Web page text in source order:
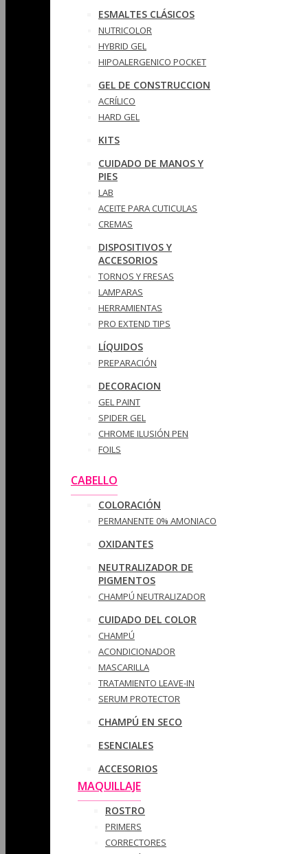
ESMALTES CLÁSICOS
NUTRICOLOR
HYBRID GEL
HIPOALERGENICO POCKET
GEL DE CONSTRUCCION
ACRÍLICO
HARD GEL
KITS
CUIDADO DE MANOS Y
PIES
LAB
ACEITE PARA CUTICULAS
CREMAS
DISPOSITIVOS Y
ACCESORIOS
TORNOS Y FRESAS
LAMPARAS
HERRAMIENTAS
PRO EXTEND TIPS
LÍQUIDOS
PREPARACIÓN
DECORACION
GEL PAINT
SPIDER GEL
CHROME ILUSIÓN PEN
FOILS
CABELLO
COLORACIÓN
PERMANENTE 0% AMONIACO
OXIDANTES
NEUTRALIZADOR DE
PIGMENTOS
CHAMPÚ NEUTRALIZADOR
CUIDADO DEL COLOR
CHAMPÚ
ACONDICIONADOR
MASCARILLA
TRATAMIENTO LEAVE-IN
SERUM PROTECTOR
CHAMPÚ EN SECO
ESENCIALES
ACCESORIOS
MAQUILLAJE
ROSTRO
PRIMERS
CORRECTORES